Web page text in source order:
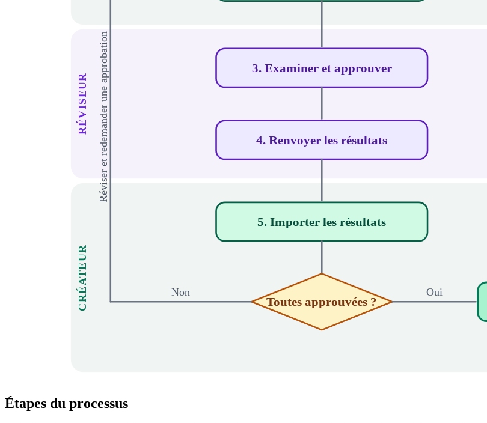
RÉVISEUR
CRÉATEUR
3. Examiner et approuver
4. Renvoyer les résultats
5. Importer les résultats
Toutes approuvées ?
Oui
Non
Réviser et redemander une approbation
Étapes du processus